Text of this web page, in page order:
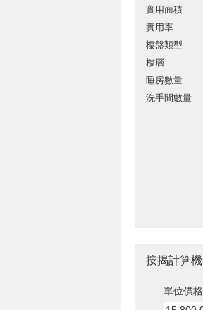
實用面積
實用率
樓盤類型
樓層
睡房數量
洗手間數量
按揭計算機
單位價